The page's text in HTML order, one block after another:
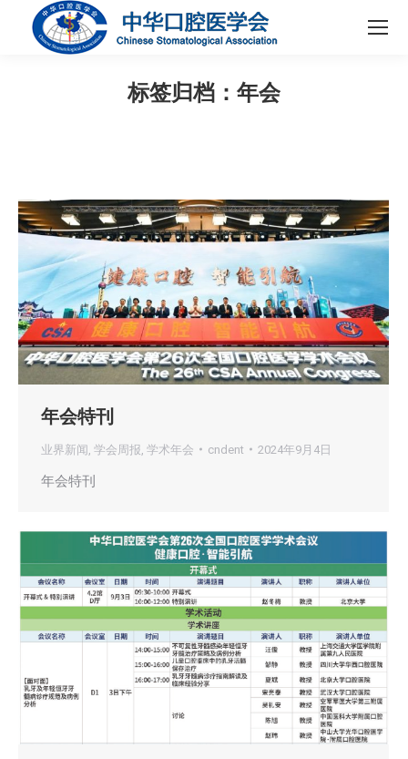
标签归档： 年会
年会特刊
业界新闻 学会周报 学术年会 cndent 2024年9月4日
年会特刊